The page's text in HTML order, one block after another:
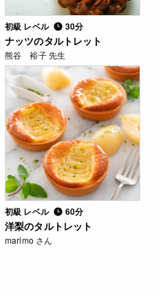
初級 レベル 30分
ナッツのタルトレット
熊谷 裕子 先生
初級 レベル 60分
洋梨のタルトレット
marimo さん